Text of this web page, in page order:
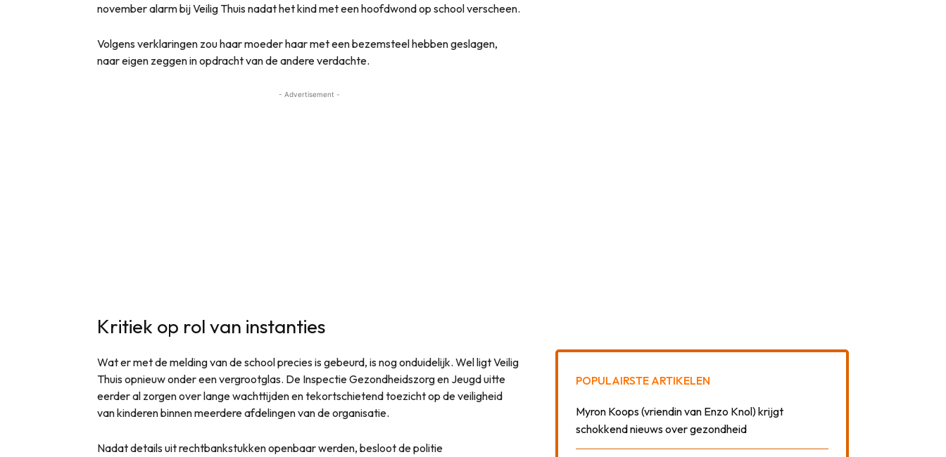
november alarm bij Veilig Thuis nadat het kind met een hoofdwond op school verscheen.
Volgens verklaringen zou haar moeder haar met een bezemsteel hebben geslagen,
naar eigen zeggen in opdracht van de andere verdachte.
- Advertisement -
Kritiek op rol van instanties
Wat er met de melding van de school precies is gebeurd, is nog onduidelijk. Wel ligt Veilig
Thuis opnieuw onder een vergrootglas. De Inspectie Gezondheidszorg en Jeugd uitte
eerder al zorgen over lange wachttijden en tekortschietend toezicht op de veiligheid
van kinderen binnen meerdere afdelingen van de organisatie.
Nadat details uit rechtbankstukken openbaar werden, besloot de politie
POPULAIRSTE ARTIKELEN
Myron Koops (vriendin van Enzo Knol) krijgt
schokkend nieuws over gezondheid